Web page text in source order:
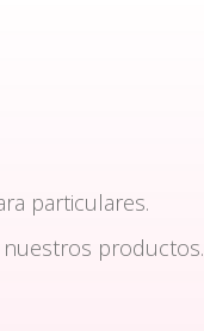
particulares.
productos.